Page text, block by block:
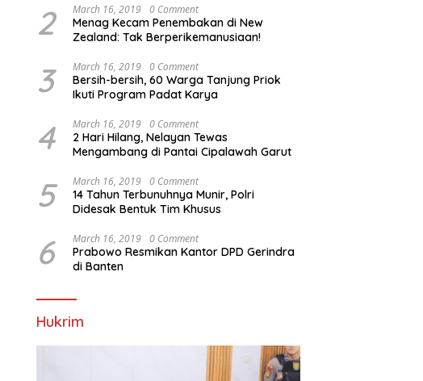
2 March 16, 2019 0 Comment
Menag Kecam Penembakan di New
Zealand: Tak Berperikemanusiaan!
3 March 16, 2019 0 Comment
Bersih-bersih, 60 Warga Tanjung Priok
Ikuti Program Padat Karya
4 March 16, 2019 0 Comment
2 Hari Hilang, Nelayan Tewas
Mengambang di Pantai Cipalawah Garut
5 March 16, 2019 0 Comment
14 Tahun Terbunuhnya Munir, Polri
Didesak Bentuk Tim Khusus
6 March 16, 2019 0 Comment
Prabowo Resmikan Kantor DPD Gerindra
di Banten
Hukrim